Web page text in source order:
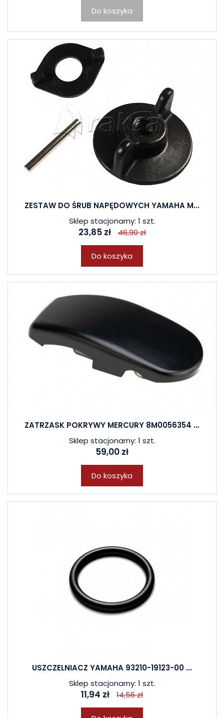
Do koszyka
ZESTAW DO ŚRUB NAPĘDOWYCH YAMAHA M...
Sklep stacjonarny: 1 szt.
23,85 zł 46,90 zł
Do koszyka
ZATRZASK POKRYWY MERCURY 8M0056354 ...
Sklep stacjonarny: 1 szt.
59,00 zł
Do koszyka
USZCZELNIACZ YAMAHA 93210-19123-00 ...
Sklep stacjonarny: 1 szt.
11,94 zł 14,56 zł